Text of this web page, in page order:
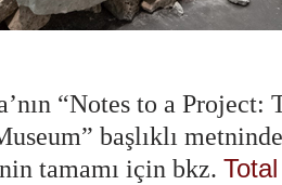
“Notes to a
başlıklı
tamamı için bkz.